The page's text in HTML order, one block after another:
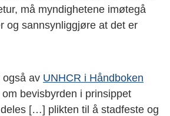
må myndighetene imøtegå
og sannsynliggjøre at det er
også av UNHCR i Håndboken
om bevisbyrden i prinsippet
[…] plikten til å stadfeste og